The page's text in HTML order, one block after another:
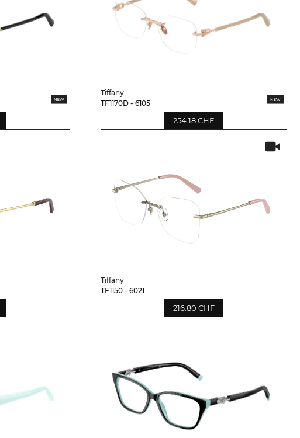
Tiffany
TF1170D - 6105
254.18 CHF
Tiffany
TF1150 - 6021
216.80 CHF